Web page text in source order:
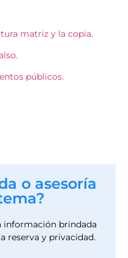
matriz y la copia.
públicos.
o asesoría
información brindada
reserva y privacidad.